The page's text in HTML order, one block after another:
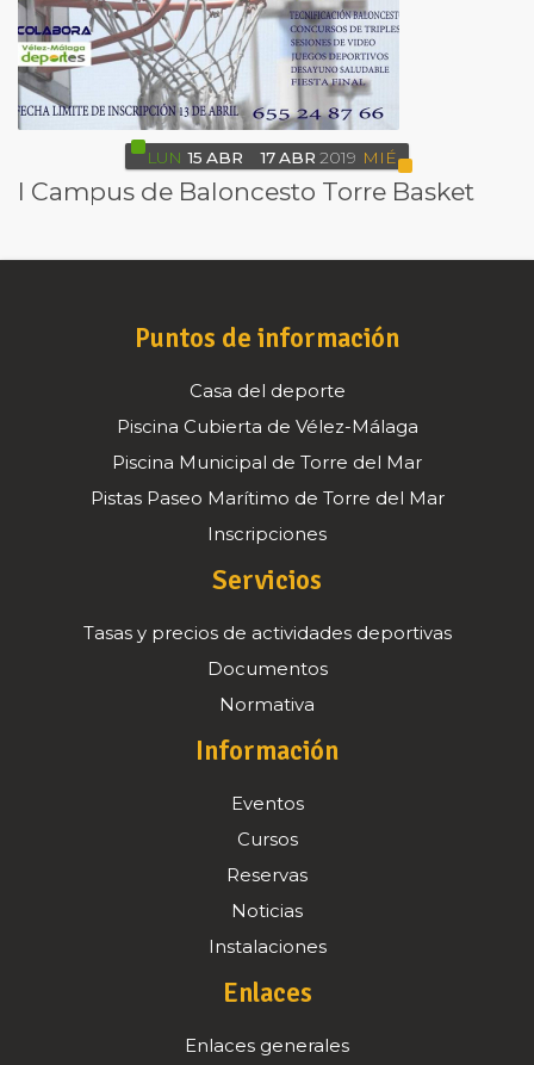
LUN 15 ABR 17ABR 2019 MIÉ
I Campus de Baloncesto Torre Basket
Puntos de información
Casa del deporte
Piscina Cubierta de Vélez-Málaga
Piscina Municipal de Torre del Mar
Pistas Paseo Marítimo de Torre del Mar
Inscripciones
Servicios
Tasas y precios de actividades deportivas
Documentos
Normativa
Información
Eventos
Cursos
Reservas
Noticias
Instalaciones
Enlaces
Enlaces generales